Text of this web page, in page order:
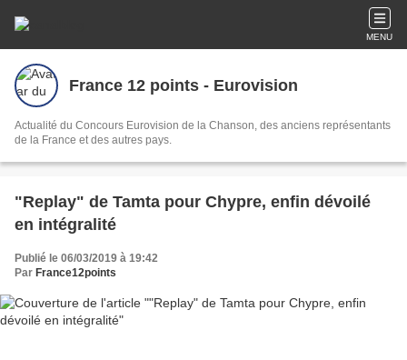
MENU
France 12 points - Eurovision
Actualité du Concours Eurovision de la Chanson, des anciens représentants
de la France et des autres pays.
"Replay" de Tamta pour Chypre, enfin dévoilé
en intégralité
Publié le 06/03/2019 à 19:42
Par France12points